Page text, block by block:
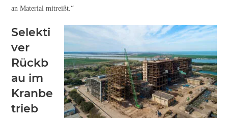
an Material mitreißt.“
Selekti
ver
Rückb
au im
Kranbe
trieb